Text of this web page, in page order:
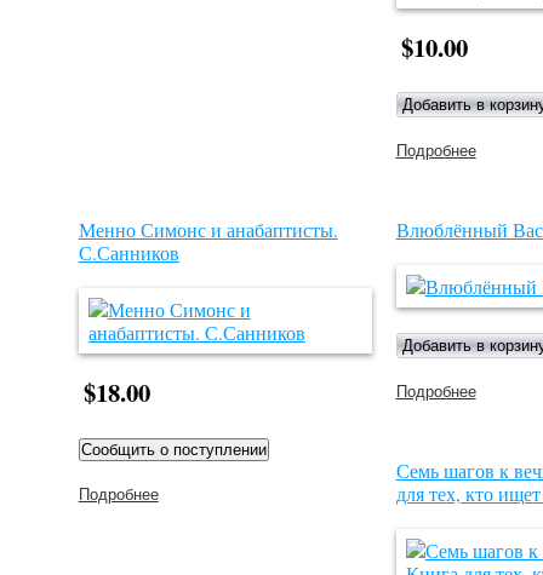
$10.00
Подробнеео
Менно Симонс и анабаптисты.
С.Санников
$18.00
Подробнеео Менно Симонс и анабаптисты. С.Санников
Влюблённый
Подробнеео
Семь шагов к
для тех, кто